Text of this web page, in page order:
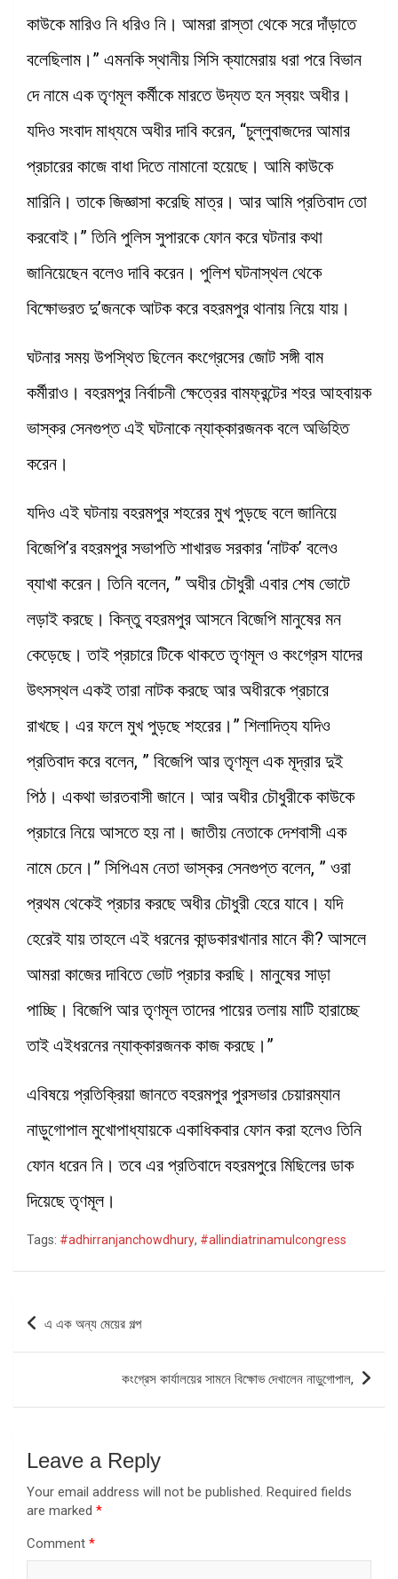
কাউকে মারিও নি ধরিও নি। আমরা রাস্তা থেকে সরে দাঁড়াতে
বলেছিলাম।” এমনকি স্থানীয় সিসি ক্যামেরায় ধরা পরে বিভান
দে নামে এক তৃণমূল কর্মীকে মারতে উদ্যত হন স্বয়ং অধীর।
যদিও সংবাদ মাধ্যমে অধীর দাবি করেন, “চুল্লুবাজদের আমার
প্রচারের কাজে বাধা দিতে নামানো হয়েছে। আমি কাউকে
মারিনি। তাকে জিজ্ঞাসা করেছি মাত্র। আর আমি প্রতিবাদ তো
করবোই।” তিনি পুলিস সুপারকে ফোন করে ঘটনার কথা
জানিয়েছেন বলেও দাবি করেন। পুলিশ ঘটনাস্থল থেকে
বিক্ষোভরত দু’জনকে আটক করে বহরমপুর থানায় নিয়ে যায়।
ঘটনার সময় উপস্থিত ছিলেন কংগ্রেসের জোট সঙ্গী বাম
কর্মীরাও। বহরমপুর নির্বাচনী ক্ষেত্রের বামফ্রন্টের শহর আহবায়ক
ভাস্কর সেনগুপ্ত এই ঘটনাকে ন্যাক্কারজনক বলে অভিহিত
করেন।
যদিও এই ঘটনায় বহরমপুর শহরের মুখ পুড়ছে বলে জানিয়ে
বিজেপি’র বহরমপুর সভাপতি শাখারভ সরকার ‘নাটক’ বলেও
ব্যাখা করেন। তিনি বলেন, ” অধীর চৌধুরী এবার শেষ ভোটে
লড়াই করছে। কিন্তু বহরমপুর আসনে বিজেপি মানুষের মন
কেড়েছে। তাই প্রচারে টিকে থাকতে তৃণমূল ও কংগ্রেস যাদের
উৎসস্থল একই তারা নাটক করছে আর অধীরকে প্রচারে
রাখছে। এর ফলে মুখ পুড়ছে শহরের।” শিলাদিত্য যদিও
প্রতিবাদ করে বলেন, ” বিজেপি আর তৃণমূল এক মূদ্রার দুই
পিঠ। একথা ভারতবাসী জানে। আর অধীর চৌধুরীকে কাউকে
প্রচারে নিয়ে আসতে হয় না। জাতীয় নেতাকে দেশবাসী এক
নামে চেনে।” সিপিএম নেতা ভাস্কর সেনগুপ্ত বলেন, ” ওরা
প্রথম থেকেই প্রচার করছে অধীর চৌধুরী হেরে যাবে। যদি
হেরেই যায় তাহলে এই ধরনের কান্ডকারখানার মানে কী? আসলে
আমরা কাজের দাবিতে ভোট প্রচার করছি। মানুষের সাড়া
পাচ্ছি। বিজেপি আর তৃণমূল তাদের পায়ের তলায় মাটি হারাচ্ছে
তাই এইধরনের ন্যাক্কারজনক কাজ করছে।”
এবিষয়ে প্রতিক্রিয়া জানতে বহরমপুর পুরসভার চেয়ারম্যান
নাড়ুগোপাল মুখোপাধ্যায়কে একাধিকবার ফোন করা হলেও তিনি
ফোন ধরেন নি। তবে এর প্রতিবাদে বহরমপুরে মিছিলের ডাক
দিয়েছে তৃণমূল।
Tags: #adhirranjanchowdhury, #allindiatrinamulcongress
Post
navigation
এ এক অন্য মেয়ের গল্প
কংগ্রেস কার্যালয়ের সামনে বিক্ষোভ দেখালেন নাড়ুগোপাল,
Leave a Reply
Your email address will not be published. Required fields
are marked *
Comment *